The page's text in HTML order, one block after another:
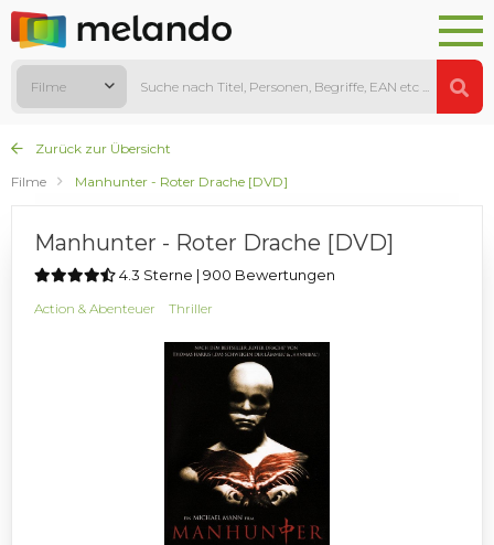
Filme
Zurück zur Übersicht
Filme
Manhunter - Roter Drache [DVD]
Manhunter - Roter Drache [DVD]
4.3 Sterne | 900 Bewertungen
Action & Abenteuer Thriller